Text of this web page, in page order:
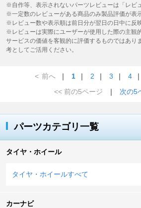
※自作等、表示されないパーツレビューは「レビ
※一定数のレビューがある商品のみ製品評価が表
※レビュー数や表示順は前日分が翌日の日中に反
※レビューは実際にユーザーが使用した際の主観
サービスの価値を客観的に評価するものではあり
考としてご活用ください。
< 前へ ｜ 1 ｜ 2 ｜ 3 ｜ 4 ｜
<< 前の5ページ
｜ 次の5
パーツカテゴリ一覧
タイヤ・ホイール
タイヤ・ホイールすべて
カーナビ